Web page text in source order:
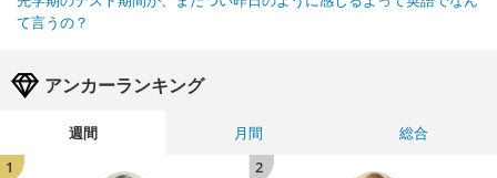
て言うの？
アンカーランキング
週間 月間
総合
1
2